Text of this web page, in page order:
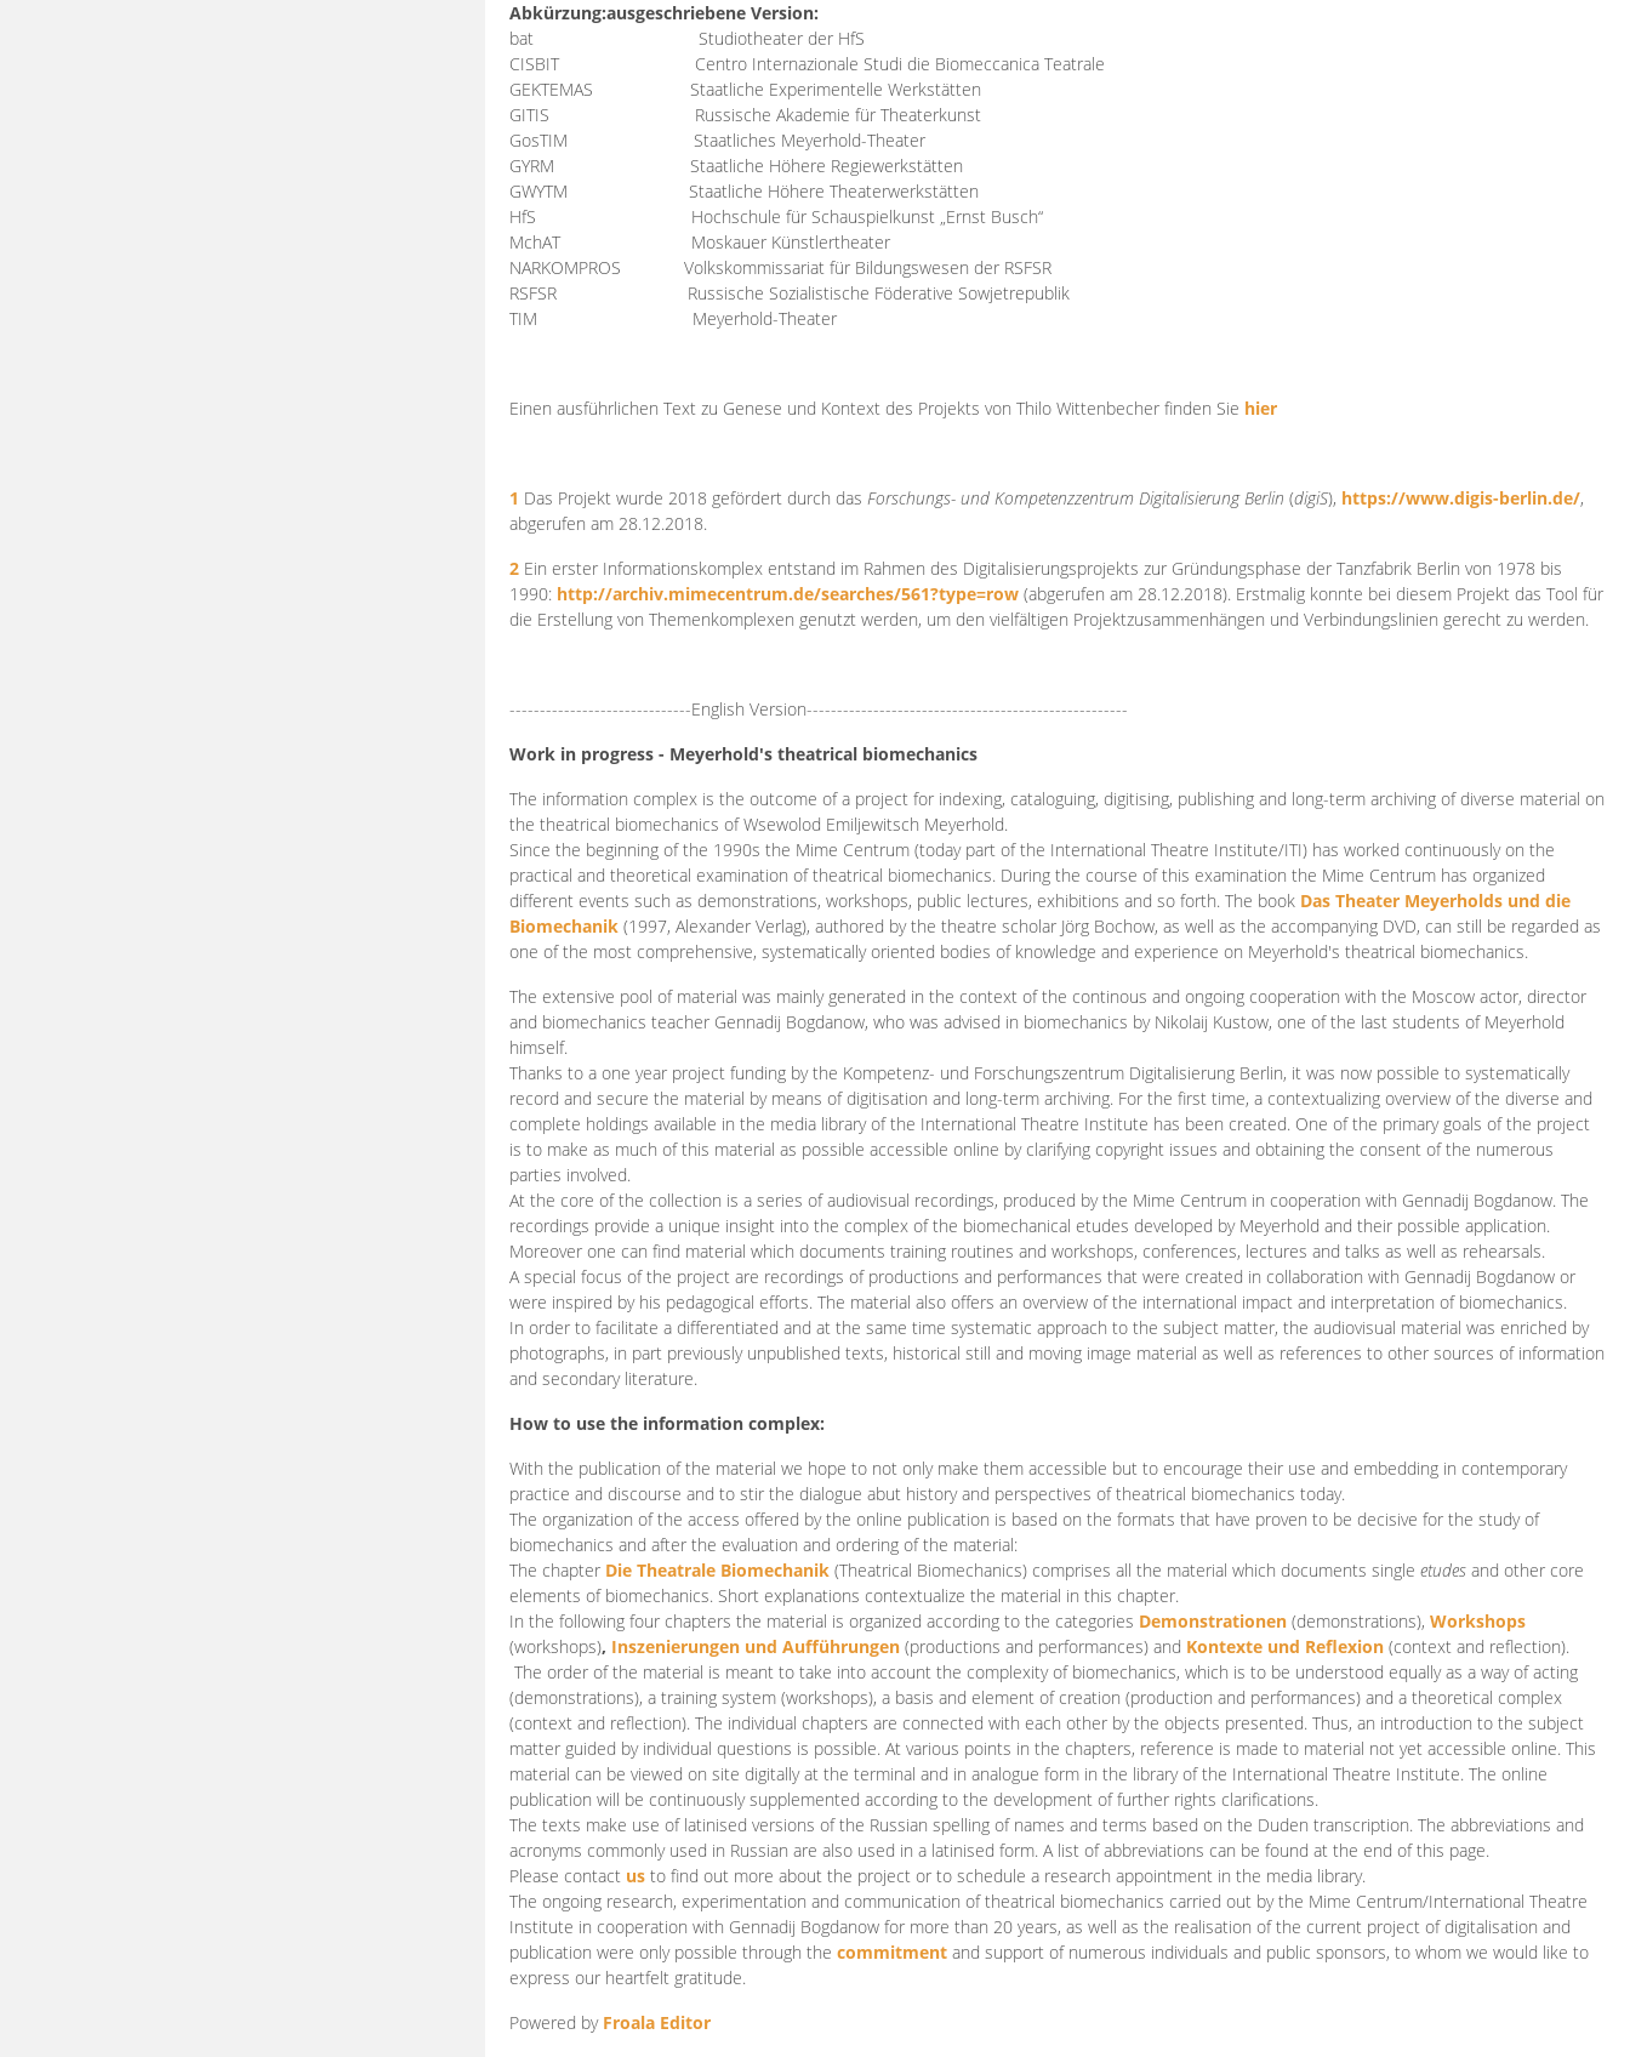
Abkürzung:ausgeschriebene Version:
bat
Studiotheater der HfS
CISBIT
Centro Internazionale Studi die Biomeccanica Teatrale
GEKTEMAS
Staatliche Experimentelle Werkstätten
GITIS
Russische Akademie für Theaterkunst
GosTIM
Staatliches Meyerhold-Theater
GYRM
Staatliche Höhere Regiewerkstätten
GWYTM
Staatliche Höhere Theaterwerkstätten
HfS
Hochschule für Schauspielkunst „Ernst Busch“
MchAT
Moskauer Künstlertheater
NARKOMPROS
Volkskommissariat für Bildungswesen der RSFSR
RSFSR
Russische Sozialistische Föderative Sowjetrepublik
TIM Meyerhold-Theater
Einen ausführlichen Text zu Genese und Kontext des Projekts von Thilo Wittenbecher finden Sie hier
1 Das Projekt wurde 2018 gefördert durch das Forschungs- und Kompetenzzentrum DigitalisierungBerlin (digiS), https://www.digis-berlin.de/,
abgerufen am 28.12.2018.
2 Ein erster Informationskomplex entstand im Rahmen des Digitalisierungsprojekts zur Gründungsphase der Tanzfabrik Berlin von 1978 bis
1990: http://archiv.mimecentrum.de/searches/561?type=row (abgerufen am 28.12.2018). Erstmalig konnte bei diesem Projekt das Tool für
die Erstellung von Themenkomplexen genutzt werden, um den vielfältigen Projektzusammenhängen und Verbindungslinien gerecht zu werden.
------------------------------English Version-----------------------------------------------------
Work in progress - Meyerhold's theatrical biomechanics
The information complex is the outcome of a project for indexing, cataloguing, digitising, publishing and long-term archiving of diverse material on
the theatrical biomechanics of Wsewolod Emiljewitsch Meyerhold.
Since the beginning of the 1990s the Mime Centrum (today part of the International Theatre Institute/ITI) has worked continuously on the
practical and theoretical examination of theatrical biomechanics. During the course of this examination the Mime Centrum has organized
different events such as demonstrations, workshops, public lectures, exhibitions and so forth. The book Das Theater Meyerholds und die
Biomechanik (1997, Alexander Verlag), authored by the theatre scholar Jörg Bochow, as well as the accompanying DVD, can still be regarded as
one of the most comprehensive, systematically oriented bodies of knowledge and experience on Meyerhold's theatrical biomechanics.
The extensive pool of material was mainly generated in the context of the continous and ongoing cooperation with the Moscow actor, director
and biomechanics teacher Gennadij Bogdanow, who was advised in biomechanics by Nikolaij Kustow, one of the last students of Meyerhold
himself.
Thanks to a one year project funding by the Kompetenz- und Forschungszentrum Digitalisierung Berlin, it was now possible to systematically
record and secure the material by means of digitisation and long-term archiving. For the first time, a contextualizing overview of the diverse and
complete holdings available in the media library of the International Theatre Institute has been created. One of the primary goals of the project
is to make as much of this material as possible accessible online by clarifying copyright issues and obtaining the consent of the numerous
parties involved.
At the core of the collection is a series of audiovisual recordings, produced by the Mime Centrum in cooperation with Gennadij Bogdanow. The
recordings provide a unique insight into the complex of the biomechanical etudes developed by Meyerhold and their possible application.
Moreover one can find material which documents training routines and workshops, conferences, lectures and talks as well as rehearsals.
A special focus of the project are recordings of productions and performances that were created in collaboration with Gennadij Bogdanow or
were inspired by his pedagogical efforts. The material also offers an overview of the international impact and interpretation of biomechanics.
In order to facilitate a differentiated and at the same time systematic approach to the subject matter, the audiovisual material was enriched by
photographs, in part previously unpublished texts, historical still and moving image material as well as references to other sources of information
and secondary literature.
How to use the information complex:
With the publication of the material we hope to not only make them accessible but to encourage their use and embedding in contemporary
practice and discourse and to stir the dialogue abut history and perspectives of theatrical biomechanics today.
The organization of the access offered by the online publication is based on the formats that have proven to be decisive for the study of
biomechanics and after the evaluation and ordering of the material:
The chapter Die Theatrale Biomechanik (Theatrical Biomechanics) comprises all the material which documents single etudes and other core
elements of biomechanics. Short explanations contextualize the material in this chapter.
In the following four chapters the material is organized according to the categories Demonstrationen (demonstrations), Workshops
(workshops), Inszenierungen und Aufführungen (productions and performances) and Kontexte und Reflexion (context and reflection).
The order of the material is meant to take into account the complexity of biomechanics, which is to be understood equally as a way of acting
(demonstrations), a training system (workshops), a basis and element of creation (production and performances) and a theoretical complex
(context and reflection). The individual chapters are connected with each other by the objects presented. Thus, an introduction to the subject
matter guided by individual questions is possible. At various points in the chapters, reference is made to material not yet accessible online. This
material can be viewed on site digitally at the terminal and in analogue form in the library of the International Theatre Institute. The online
publication will be continuously supplemented according to the development of further rights clarifications.
The texts make use of latinised versions of the Russian spelling of names and terms based on the Duden transcription. The abbreviations and
acronyms commonly used in Russian are also used in a latinised form. A list of abbreviations can be found at the end of this page.
Please contact us to find out more about the project or to schedule a research appointment in the media library.
The ongoing research, experimentation and communication of theatrical biomechanics carried out by the Mime Centrum/International Theatre
Institute in cooperation with Gennadij Bogdanow for more than 20 years, as well as the realisation of the current project of digitalisation and
publication were only possible through the commitment and support of numerous individuals and public sponsors, to whom we would like to
express our heartfelt gratitude.
Powered by Froala Editor